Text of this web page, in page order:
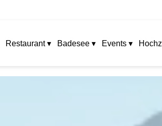
Restaurant ▾ Badesee ▾ Events ▾